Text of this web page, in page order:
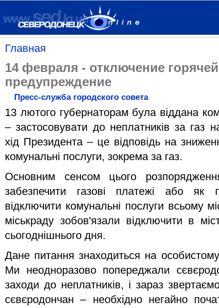
Главная
14 февраля - отключение
предупреждение
Пресс-служба городского совета
13 лютого губернаторам була віддана
– застосовувати до неплатників за газ
хід Президента – це відповідь на
комунальні послуги, зокрема за газ.
Основним сенсом цього
забезпечити газові платежі або як
відключити комунальні послуги всьому
міськраду зобов'язали відключити в
сьогоднішнього дня.
Дане питання знаходиться на
Ми неодноразово попереджали
заходи до неплатників, і зараз
сєвєродончан – необхідно негайно